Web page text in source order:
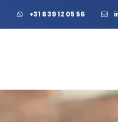
+31 6 39 12 05 56